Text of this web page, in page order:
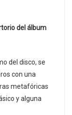
del álbum
del disco, se
con una
metafóricas
y alguna